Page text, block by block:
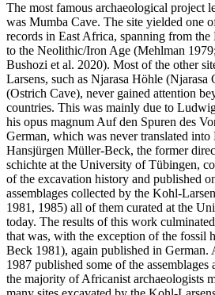
The most famous archaeological project
was Mumba Cave. The site yielded one
records in East Africa, spanning from
to the Neolithic/Iron Age (Mehlman
Bushozi et al. 2020). Most of the other
Larsens, such as Njarasa Höhle (Njarasa
(Ostrich Cave), never gained attention
countries. This was mainly due to
his opus magnumAuf den Spuren des
German, which was never translated into
Hansjürgen Müller-Beck, the former
schichte at the University of Tübingen,
of the excavation history and published
assemblages collected by the Kohl-
1981, 1985) all of them curated at the
today. The results of this work
that was, with the exception of the fossil
Beck 1981), again published in
1987 published some of the
the majority of Africanist archaeologists